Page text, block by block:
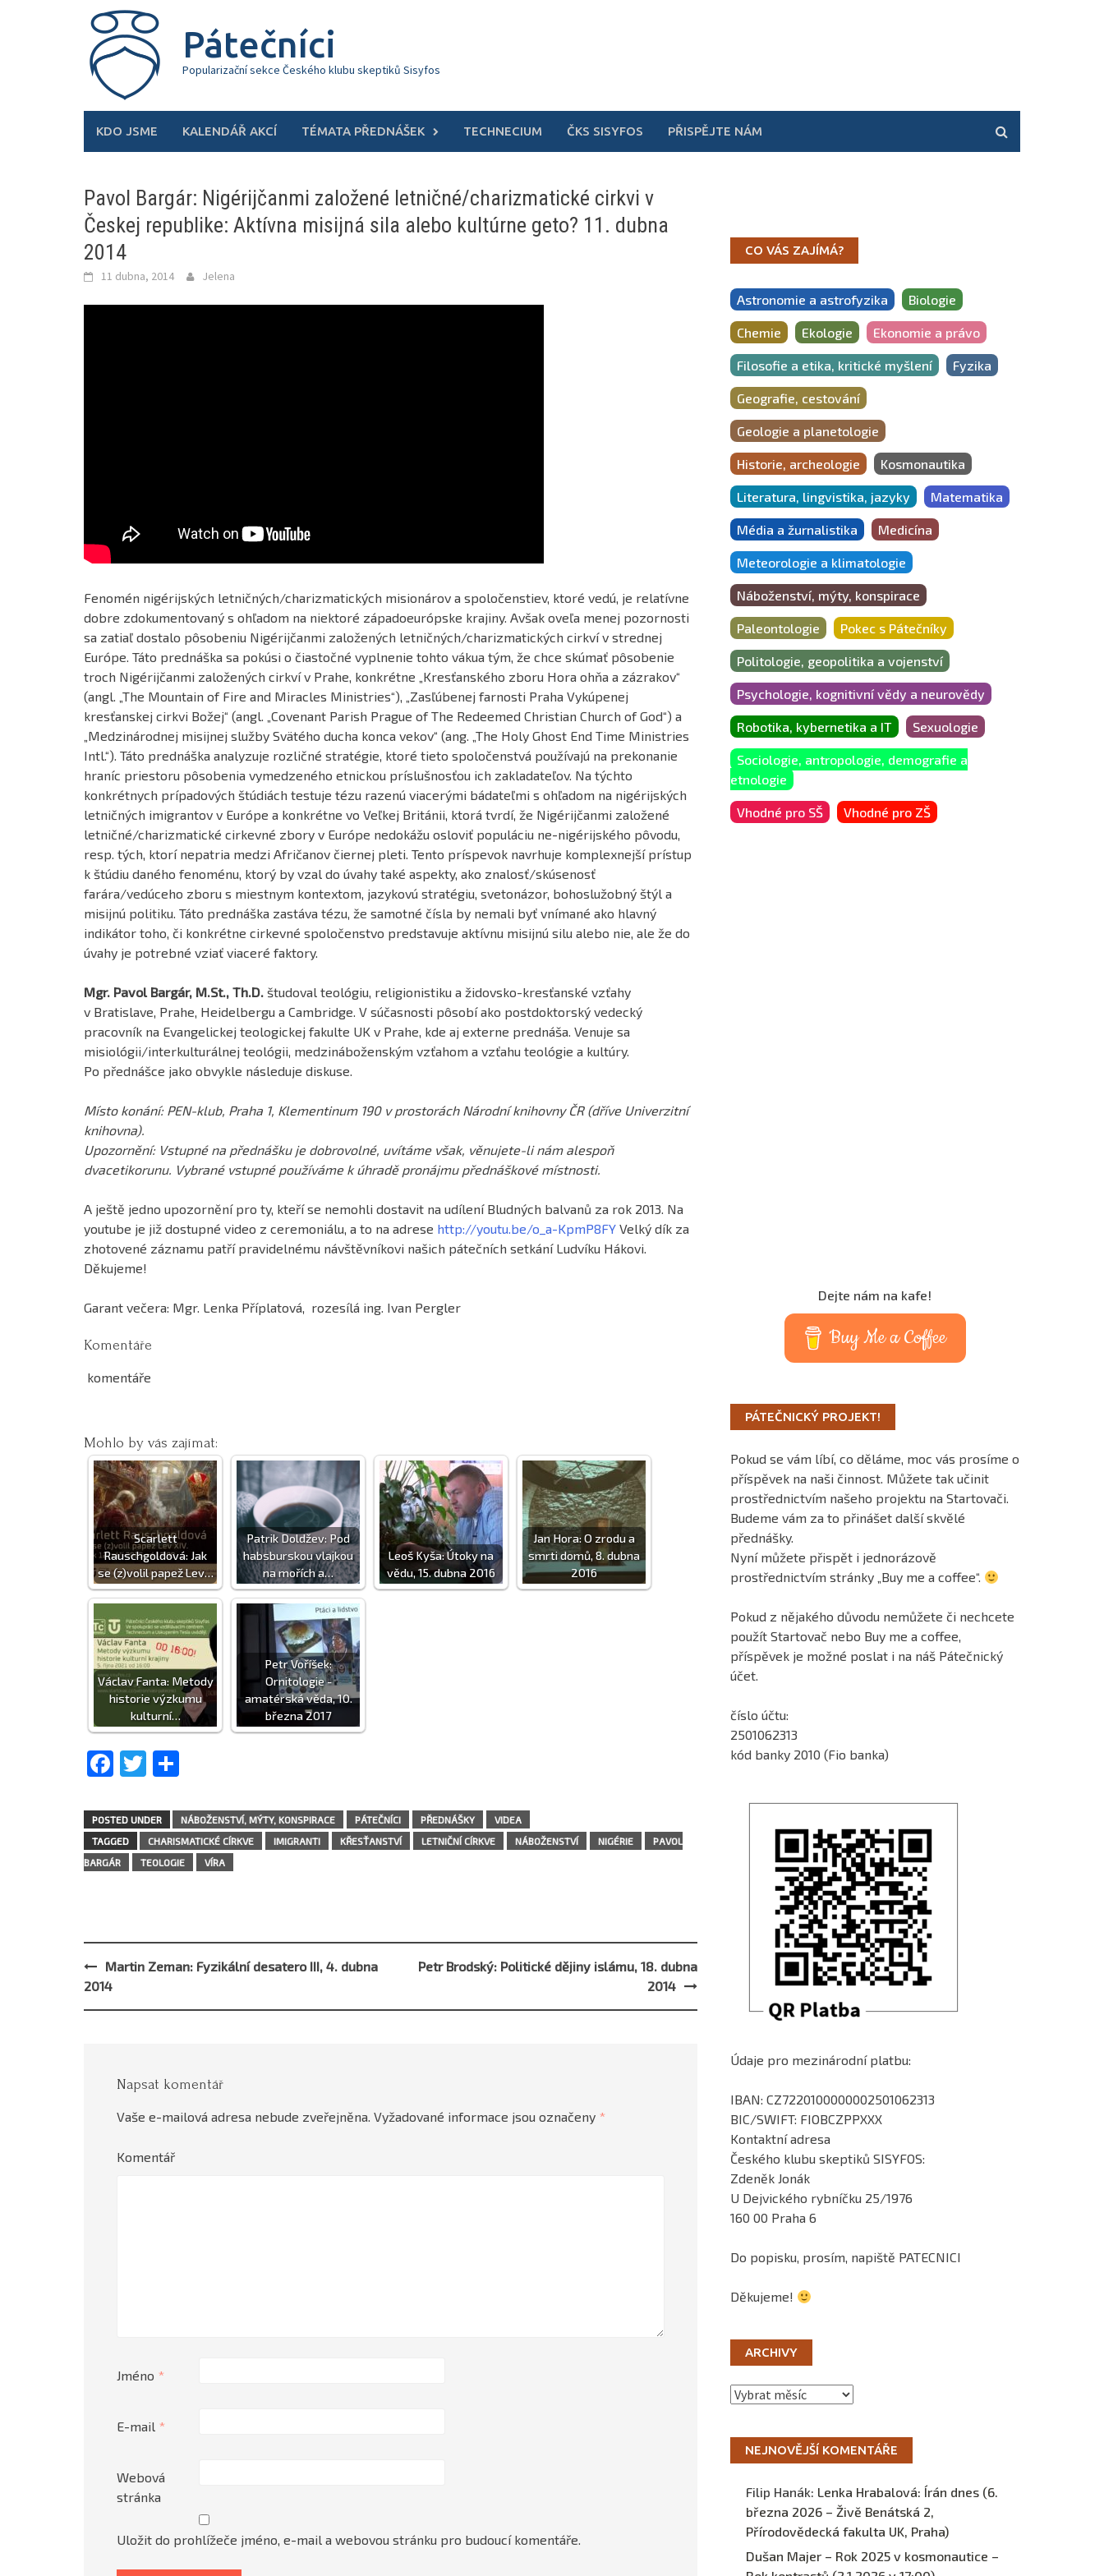
Pátečníci
Popularizační sekce Českého klubu skeptiků Sisyfos
KDO JSME KALENDÁŘ AKCÍ TÉMATA PŘEDNÁŠEK TECHNECIUM ČKS SISYFOS PŘISPĚJTE NÁM
Pavol Bargár: Nigérijčanmi založené letničné/charizmatické cirkvi v
Českej republike: Aktívna misijná sila alebo kultúrne geto? 11. dubna
2014
11 dubna, 2014 Jelena
Fenomén nigérijských letničných/charizmatických misionárov a spoločenstiev, ktoré vedú, je relatívne
dobre zdokumentovaný s ohľadom na niektoré západoeurópske krajiny. Avšak oveľa menej pozornosti
sa zatiaľ dostalo pôsobeniu Nigérijčanmi založených letničných/charizmatických cirkví v strednej
Európe. Táto prednáška sa pokúsi o čiastočné vyplnenie tohto vákua tým, že chce skúmať pôsobenie
troch Nigérijčanmi založených cirkví v Prahe, konkrétne „Kresťanského zboru Hora ohňa a zázrakov“
(angl. „The Mountain of Fire and Miracles Ministries“), „Zasľúbenej farnosti Praha Vykúpenej
kresťanskej cirkvi Božej“ (angl. „Covenant Parish Prague of The Redeemed Christian Church of God“) a
„Medzinárodnej misijnej služby Svätého ducha konca vekov“ (ang. „The Holy Ghost End Time Ministries
Intl.“). Táto prednáška analyzuje rozličné stratégie, ktoré tieto spoločenstvá používajú na prekonanie
hraníc priestoru pôsobenia vymedzeného etnickou príslušnosťou ich zakladateľov. Na týchto
konkrétnych prípadových štúdiách testuje tézu razenú viacerými bádateľmi s ohľadom na nigérijských
letničných imigrantov v Európe a konkrétne vo Veľkej Británii, ktorá tvrdí, že Nigérijčanmi založené
letničné/charizmatické cirkevné zbory v Európe nedokážu osloviť populáciu ne-nigérijského pôvodu,
resp. tých, ktorí nepatria medzi Afričanov čiernej pleti. Tento príspevok navrhuje komplexnejší prístup
k štúdiu daného fenoménu, ktorý by vzal do úvahy také aspekty, ako znalosť/skúsenosť
farára/vedúceho zboru s miestnym kontextom, jazykovú stratégiu, svetonázor, bohoslužobný štýl a
misijnú politiku. Táto prednáška zastáva tézu, že samotné čísla by nemali byť vnímané ako hlavný
indikátor toho, či konkrétne cirkevné spoločenstvo predstavuje aktívnu misijnú silu alebo nie, ale že do
úvahy je potrebné vziať viaceré faktory.
Mgr. Pavol Bargár, M.St., Th.D. študoval teológiu, religionistiku a židovsko-kresťanské vzťahy
v Bratislave, Prahe, Heidelbergu a Cambridge. V súčasnosti pôsobí ako postdoktorský vedecký
pracovník na Evangelickej teologickej fakulte UK v Prahe, kde aj externe prednáša. Venuje sa
misiológii/interkulturálnej teológii, medzináboženským vzťahom a vzťahu teológie a kultúry.
Po přednášce jako obvykle následuje diskuse.
Místo konání: PEN-klub, Praha 1, Klementinum 190 v prostorách Národní knihovny ČR (dříve Univerzitní
knihovna).
Upozornění: Vstupné na přednášku je dobrovolné, uvítáme však, věnujete-li nám alespoň
dvacetikorunu. Vybrané vstupné používáme k úhradě pronájmu přednáškové místnosti.
A ještě jedno upozornění pro ty, kteří se nemohli dostavit na udílení Bludných balvanů za rok 2013. Na
youtube je již dostupné video z ceremoniálu, a to na adrese http://youtu.be/o_a-KpmP8FY Velký dík za
zhotovené záznamu patří pravidelnému návštěvníkovi našich pátečních setkání Ludvíku Hákovi.
Děkujeme!
Garant večera: Mgr. Lenka Příplatová, rozesílá ing. Ivan Pergler
Komentáře
komentáře
Mohlo by vás zajímat:
Scarlett
Rauschgoldová: Jak
se (z)volil papež Lev…
Patrik Doldžev: Pod
habsburskou vlajkou
na mořích a…
Leoš Kyša: Útoky na
vědu, 15. dubna 2016
Jan Hora: O zrodu a
smrti domů, 8. dubna
2016
Václav Fanta: Metody
historie výzkumu
kulturní…
Petr Voříšek:
Ornitologie -
amatérská věda, 10.
března 2017
Facebook
Twitter
POSTED UNDER NÁBOŽENSTVÍ, MÝTY, KONSPIRACE PÁTEČNÍCI PŘEDNÁŠKY
VIDEA
TAGGED
CHARISMATICKÉ CÍRKVE IMIGRANTI KŘESŤANSTVÍ LETNIČNÍ CÍRKVE NÁBOŽENSTVÍ NIGÉRIE
PAVOL
BARGÁR
TEOLOGIE VÍRA
Post
Martin Zeman: Fyzikální desatero III, 4. dubna
2014
Petr Brodský: Politické dějiny islámu, 18. dubna
2014
Napsat komentář
Vaše e-mailová adresa nebude zveřejněna. Vyžadované informace jsou označeny *
Komentář
Jméno *
E-mail *
Webová
stránka
Uložit do prohlížeče jméno, e-mail a webovou stránku pro budoucí komentáře.
CO VÁS ZAJÍMÁ?
Astronomie a astrofyzika Biologie
Chemie Ekologie Ekonomie a právo
Filosofie a etika, kritické myšlení Fyzika
Geografie, cestování
Geologie a planetologie
Historie, archeologie Kosmonautika
Literatura, lingvistika, jazyky Matematika
Média a žurnalistika Medicína
Meteorologie a klimatologie
Náboženství, mýty, konspirace
Paleontologie Pokec s Pátečníky
Politologie, geopolitika a vojenství
Psychologie, kognitivní vědy a neurovědy
Robotika, kybernetika a IT Sexuologie
Sociologie, antropologie, demografie a
etnologie
Vhodné pro SŠ Vhodné pro ZŠ
Dejte nám na kafe!
Buy Me a Coffee
PÁTEČNICKÝ PROJEKT!
Pokud se vám líbí, co děláme, moc vás prosíme o
příspěvek na naši činnost. Můžete tak učinit
prostřednictvím našeho projektu na Startovači.
Budeme vám za to přinášet další skvělé
přednášky.
Nyní můžete přispět i jednorázově
prostřednictvím stránky „Buy me a coffee“.
Pokud z nějakého důvodu nemůžete či nechcete
použít Startovač nebo Buy me a coffee,
příspěvek je možné poslat i na náš Pátečnický
účet.
číslo účtu:
2501062313
kód banky 2010 (Fio banka)
Údaje pro mezinárodní platbu:
IBAN: CZ7220100000002501062313
BIC/SWIFT: FIOBCZPPXXX
Kontaktní adresa
Českého klubu skeptiků SISYFOS:
Zdeněk Jonák
U Dejvického rybníčku 25/1976
160 00 Praha 6
Do popisku, prosím, napiště PATECNICI
Děkujeme!
ARCHIVY
Archivy
NEJNOVĚJŠÍ KOMENTÁŘE
Filip Hanák: Lenka Hrabalová: Írán dnes (6.
března 2026 – Živě Benátská 2,
Přírodovědecká fakulta UK, Praha)
Dušan Majer – Rok 2025 v kosmonautice –